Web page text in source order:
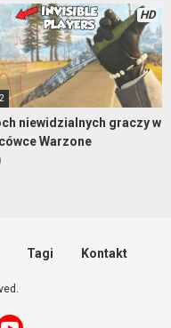
HD
niewidzialnych graczy w
Warzone
Tagi Kontakt